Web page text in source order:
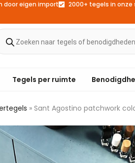
door eigen import 2000+ tegels in onze
Tegels per ruimte
» Sant Agostino patchwork